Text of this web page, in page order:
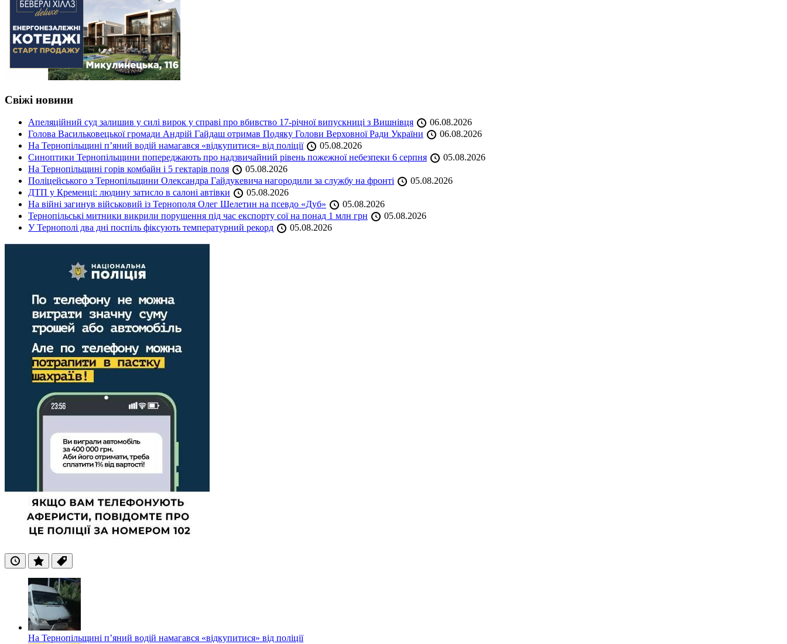
Свіжі новини
Апеляційний суд залишив у силі вирок у справі про вбивство 17-річної випускниці з Вишнівця
06.08.2026
Голова Васильковецької громади Андрій Гайдаш отримав Подяку Голови Верховної Ради України
06.08.2026
На Тернопільщині п’яний водій намагався «відкупитися» від поліції
05.08.2026
Синоптики Тернопільщини попереджають про надзвичайний рівень пожежної небезпеки 6 серпня
05.08.2026
На Тернопільщині горів комбайн і 5 гектарів поля
05.08.2026
Поліцейського з Тернопільщини Олександра Гайдукевича нагородили за службу на фронті
05.08.2026
ДТП у Кременці: людину затисло в салоні автівки
05.08.2026
На війні загинув військовий із Тернополя Олег Шелетин на псевдо «Дуб»
05.08.2026
Тернопільські митники викрили порушення під час експорту сої на понад 1 млн грн
05.08.2026
У Тернополі два дні поспіль фіксують температурний рекорд
05.08.2026
ОстанніПопулярні
Теги
На Тернопільщині п’яний водій намагався «відкупитися» від поліції